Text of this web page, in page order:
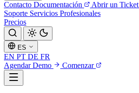
Contacto Documentación Abrir un Ticket
Soporte Servicios Profesionales
Precios
ES
EN PT DE FR
Agendar Demo
Comenzar